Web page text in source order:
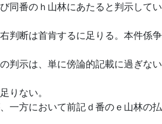
同番のｈ山林にあたると判示してい
判断は首肯するに足りる。本件係争
判示は、単に傍論的記載に過ぎない
りない。
一方において前記ｄ番のｅ山林の払